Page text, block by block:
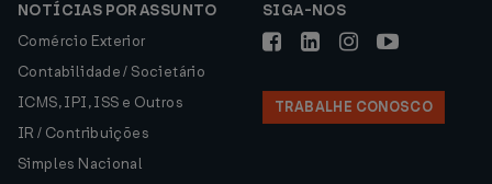
NOTÍCIAS POR ASSUNTO
Comércio Exterior
Contabilidade / Societário
ICMS, IPI, ISS e Outros
IR / Contribuições
Simples Nacional
SIGA-NOS
TRABALHE CONOSCO